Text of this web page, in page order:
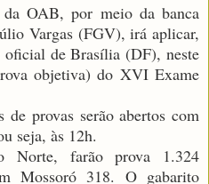
OAB, por meio da banca
Vargas (FGV), irá aplicar,
de Brasília (DF), neste
objetiva) do XVI Exame
de provas serão abertos com
seja, às 12h.
Norte, farão prova 1.324
Mossoró 318. O gabarito